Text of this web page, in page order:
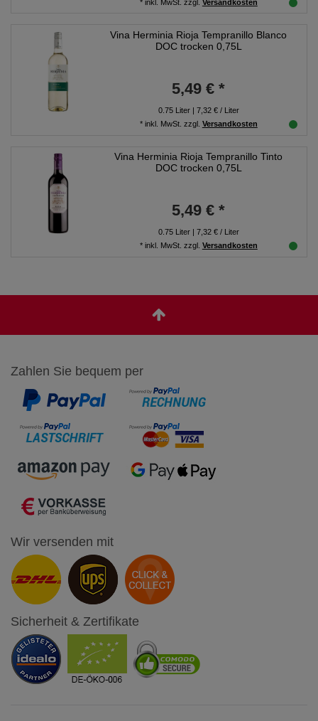
* inkl. MwSt. zzgl. Versandkosten
Vina Herminia Rioja Tempranillo Blanco
DOC trocken 0,75L
5,49 € *
0.75Liter| 7,32 € / Liter
* inkl. MwSt. zzgl. Versandkosten
Vina Herminia Rioja Tempranillo Tinto
DOC trocken 0,75L
5,49 € *
0.75Liter| 7,32 € / Liter
* inkl. MwSt. zzgl. Versandkosten
Zahlen Sie bequem per
Wir versenden mit
Sicherheit & Zertifikate